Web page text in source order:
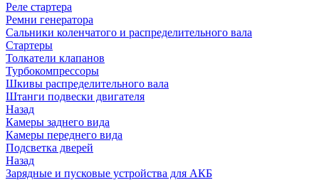
Реле стартера
Ремни генератора
Сальники коленчатого и распределительного вала
Стартеры
Толкатели клапанов
Турбокомпрессоры
Шкивы распределительного вала
Штанги подвески двигателя
Назад
Камеры заднего вида
Камеры переднего вида
Подсветка дверей
Назад
Зарядные и пусковые устройства для АКБ